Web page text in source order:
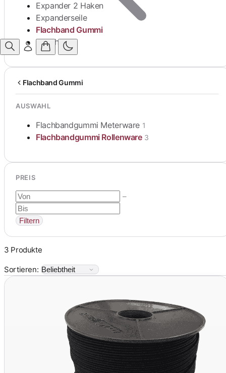
Anmelden
Expander 2 Haken
Expanderseile
Flachband Gummi
Zubehör
Flachband Gummi
AUSWAHL
Flachbandgummi Meterware 1
Flachbandgummi Rollenware 3
PREIS
–
Filtern
3 Produkte
Sortieren: